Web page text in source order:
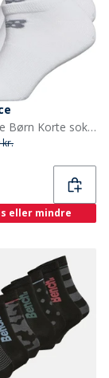
New Balance Børn Korte sokker Hvid
kr.
eller mindre